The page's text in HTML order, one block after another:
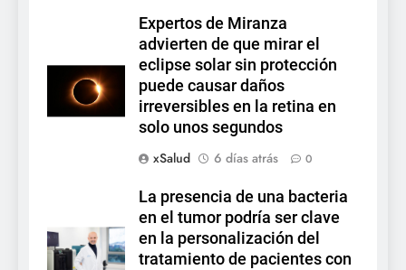
Expertos de Miranza
advierten de que mirar el
eclipse solar sin protección
puede causar daños
irreversibles en la retina en
solo unos segundos
xSalud
6 días atrás 0
La presencia de una bacteria
en el tumor podría ser clave
en la personalización del
tratamiento de pacientes con